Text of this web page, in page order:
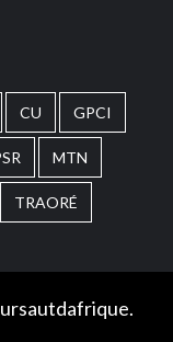
CU GPCI
MTN
TRAORÉ